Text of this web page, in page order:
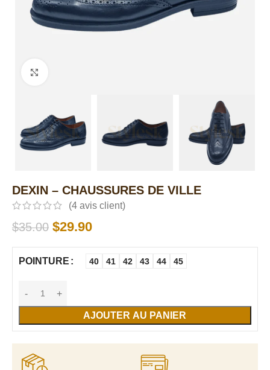
DEXIN – CHAUSSURES DE VILLE
(4 avis client)
$35.00 $29.90
POINTURE 40 41 42 43 44 45
AJOUTER AU PANIER